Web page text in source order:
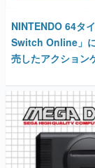
NINTENDO 64タ
Switch Online」
売したアクション